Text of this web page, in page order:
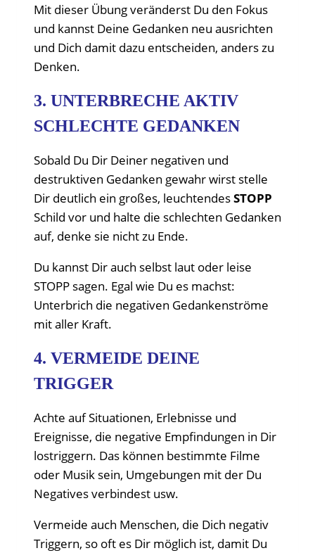
Mit dieser Übung veränderst Du den Fokus
und kannst Deine Gedanken neu ausrichten
und Dich damit dazu entscheiden, anders zu
Denken.
3. UNTERBRECHE AKTIV
SCHLECHTE GEDANKEN
Sobald Du Dir Deiner negativen und
destruktiven Gedanken gewahr wirst stelle
Dir deutlich ein großes, leuchtendesSTOPP
Schild vor und halte die schlechten Gedanken
auf, denke sie nicht zu Ende.
Du kannst Dir auch selbst laut oder leise
STOPP sagen. Egal wie Du es machst:
Unterbrich die negativen Gedankenströme
mit aller Kraft.
4. VERMEIDE DEINE
TRIGGER
Achte auf Situationen, Erlebnisse und
Ereignisse, die negative Empfindungen in Dir
lostriggern. Das können bestimmte Filme
oder Musik sein, Umgebungen mit der Du
Negatives verbindest usw.
Vermeide auch Menschen, die Dich negativ
Triggern, so oft es Dir möglich ist, damit Du